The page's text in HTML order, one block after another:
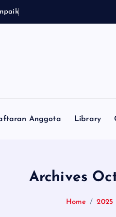
pai k
Anggota Library
Archives
Home 2025